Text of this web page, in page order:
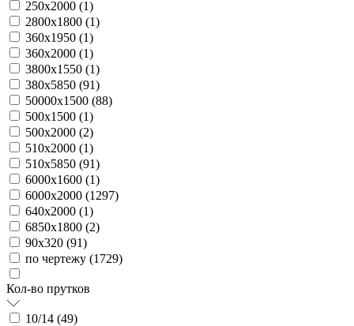
250х2000 (1)
2800х1800 (1)
360х1950 (1)
360х2000 (1)
3800х1550 (1)
380х5850 (91)
50000х1500 (88)
500х1500 (1)
500х2000 (2)
510х2000 (1)
510х5850 (91)
6000х1600 (1)
6000х2000 (1297)
640х2000 (1)
6850х1800 (2)
90х320 (91)
по чертежу (1729)
Кол-во прутков
10/14 (49)